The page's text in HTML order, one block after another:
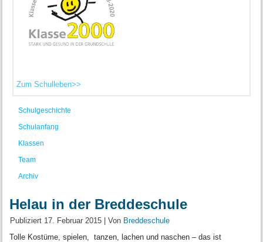
Zum Schulleben>>
Schulgeschichte
Schulanfang
Klassen
Team
Archiv
Helau in der Breddeschule
Publiziert 17. Februar 2015 |Von Breddeschule
Tolle Kostüme, spielen, tanzen, lachen und naschen – das ist